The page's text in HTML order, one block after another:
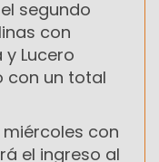
segundo
con
y Lucero
con un total
con
el ingreso al